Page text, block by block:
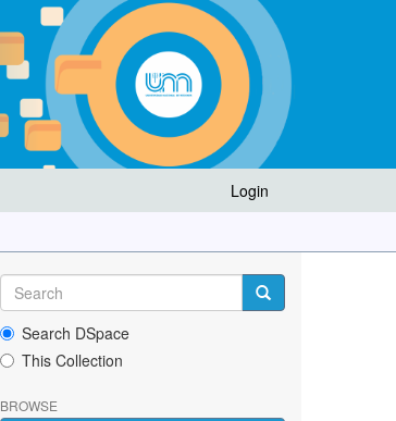
Login
Search DSpace
This Collection
BROWSE